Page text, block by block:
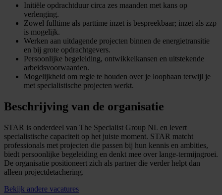
Initiële opdrachtduur circa zes maanden met kans op
verlenging.
Zowel fulltime als parttime inzet is bespreekbaar; inzet als zzp
is mogelijk.
Werken aan uitdagende projecten binnen de energietransitie
en bij grote opdrachtgevers.
Persoonlijke begeleiding, ontwikkelkansen en uitstekende
arbeidsvoorwaarden.
Mogelijkheid om regie te houden over je loopbaan terwijl je
met specialistische projecten werkt.
Beschrijving van de organisatie
STAR is onderdeel van The Specialist Group NL en levert
specialistische capaciteit op het juiste moment. STAR matcht
professionals met projecten die passen bij hun kennis en ambities,
biedt persoonlijke begeleiding en denkt mee over lange-termijngroei.
De organisatie positioneert zich als partner die verder helpt dan
alleen projectdetachering.
Bekijk andere vacatures